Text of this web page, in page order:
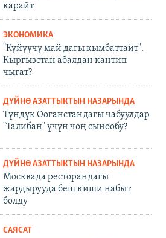
карайт
ЭКОНОМИКА
"Күйүүчү май дагы кымбаттайт".
Кыргызстан абалдан кантип
чыгат?
ДҮЙНӨ АЗАТТЫКТЫН НАЗАРЫНДА
Түндүк Ооганстандагы чабуулдар
"Талибан" үчүн чоң сынообу?
ДҮЙНӨ АЗАТТЫКТЫН НАЗАРЫНДА
Москвада ресторандагы
жардырууда беш киши набыт
болду
САЯСАТ